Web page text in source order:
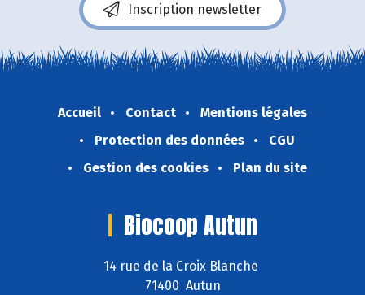
Inscription newsletter
Accueil Contact
Mentions légales
Protection des données
CGU
Gestion des cookies
Plan du site
Biocoop Autun
14 rue de la Croix Blanche
71400 Autun